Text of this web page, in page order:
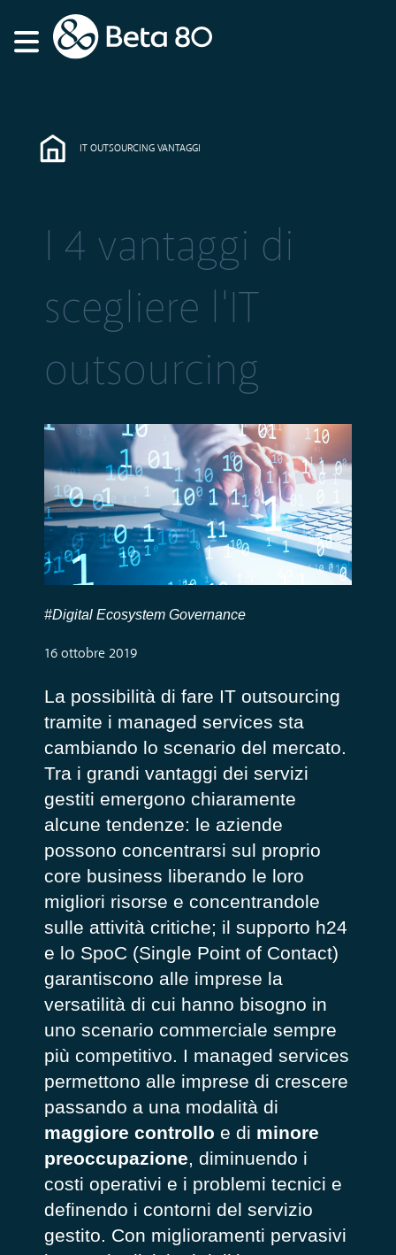
IT OUTSOURCING VANTAGGI
I 4 vantaggi di
scegliere l'IT
outsourcing
#Digital Ecosystem Governance
16 ottobre 2019
La possibilità di fare IT outsourcing
tramite i managed services sta
cambiando lo scenario del mercato.
Tra i grandi vantaggi dei servizi
gestiti emergono chiaramente
alcune tendenze: le aziende
possono concentrarsi sul proprio
core business liberando le loro
migliori risorse e concentrandole
sulle attività critiche; il supporto h24
e lo SpoC (Single Point of Contact)
garantiscono alle imprese la
versatilità di cui hanno bisogno in
uno scenario commerciale sempre
più competitivo. I managed services
permettono alle imprese di crescere
passando a una modalità di
maggiore controllo e di minore
preoccupazione, diminuendo i
costi operativi e i problemi tecnici e
definendo i contorni del servizio
gestito. Con miglioramenti pervasivi